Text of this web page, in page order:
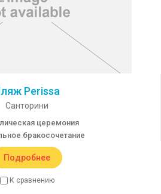
Perissa
Санторини
церемония
бракосочетание
Подробнее
К сравнению